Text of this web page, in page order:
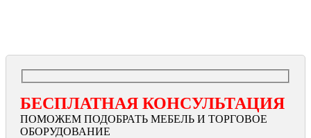
БЕСПЛАТНАЯ КОНСУЛЬТАЦИЯ
ПОМОЖЕМ ПОДОБРАТЬ МЕБЕЛЬ И ТОРГОВОЕ
ОБОРУДОВАНИЕ